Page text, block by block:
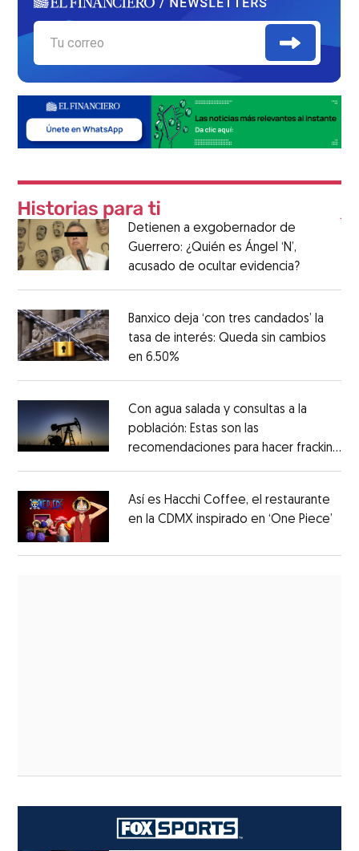
Detienen a exgobernador de
Guerrero: ¿Quién es Ángel ‘N’,
acusado de ocultar evidencia?
Banxico deja ‘con tres candados’ la
tasa de interés: Queda sin cambios
en 6.50%
Con agua salada y consultas a la
población: Estas son las
recomendaciones para hacer fracking
en México
Así es Hacchi Coffee, el restaurante
en la CDMX inspirado en ‘One Piece’